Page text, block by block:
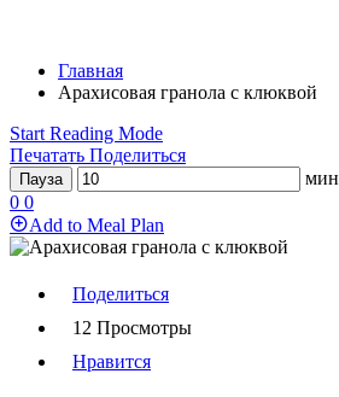
Главная
Арахисовая гранола с клюквой
Start Reading Mode
Печатать Поделиться
Пауза мин
0 0
Add to Meal Plan
Поделиться
12 Просмотры
Нравится